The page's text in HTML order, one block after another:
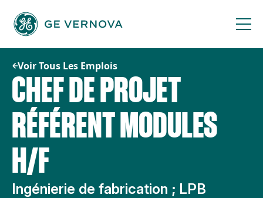
contenu
Voir Tous Les Emplois
CHEF DE PROJET
RÉFÉRENT MODULES
H/F
Ingénierie de fabrication ; LPB